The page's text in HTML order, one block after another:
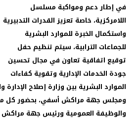
في إطار دعم ومواكبة مسلسل
اللامركزية، خاصة تعزيز القدرات التدبيرية
واستكمال الخبرة للموارد البشرية
للجماعات الترابية، سيتم تنظيم حفل
توقيع اتفاقية تعاون في مجال تحسين
جودة الخدمات الإدارية وتقوية كفاءات
الموارد البشرية بين وزارة إصلاح
ومجلس جهة مراكش أسفي، بحضور كل من
والوظيفة العمومية ورئيس جهة